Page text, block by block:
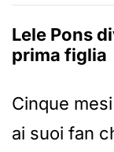
Lele Pons
prima figlia
Cinque
ai suoi fan